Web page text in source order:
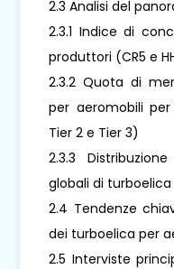
2.3 Analisi del
2.3.1 Indice di
produttori (CR5 e
2.3.2 Quota di
per aeromobili
Tier 2 e Tier 3)
2.3.3
globali di
2.4 Tendenze
dei turboelica per
2.5 Interviste